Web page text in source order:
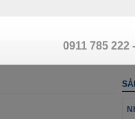
0911 785 222